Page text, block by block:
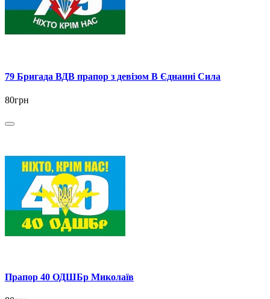
79 Бригада ВДВ прапор з девізом В Єднанні Сила
80грн
Прапор 40 ОДШБр Миколаїв